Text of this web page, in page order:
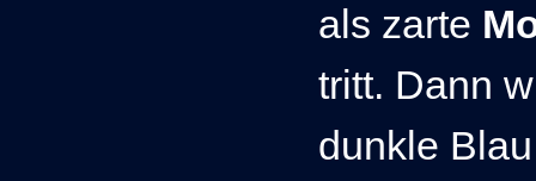
als zarte
tritt. Dann
dunkle